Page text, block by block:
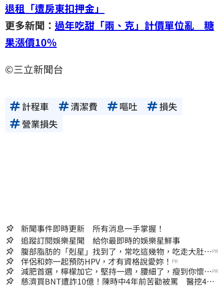
退租「遭房東扣押金」
更多新聞： 過年吃甜「兩、克」計價單位亂 糖
果漲價10％
©三立新聞台
計程車 清潔費 嘔吐
損失
營業損失
新聞事件即時更新 所有消息一手掌握！
追蹤訂閱娛樂星聞 給你最即時的娛樂星鮮事
腹部脂肪的「剋星」找到了，常吃這幾物，吃走大肚
囊，瘦出小蠻腰
PR
伴侶和妳一起預防HPV，才有資格說愛妳！ PR
減肥首選，檸檬加它，堅持一週，腰細了，瘦到你懷疑
人生
PR
慈濟買BNT遭詐10億！陳時中4年前苦勸被罵 醫挖4年